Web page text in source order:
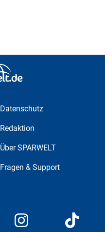
Datenschutz
Redaktion
Über SPARWELT
Fragen & Support